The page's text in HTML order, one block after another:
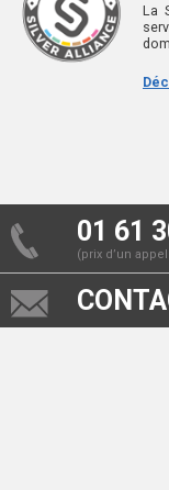
La
01 61
(prix d’un